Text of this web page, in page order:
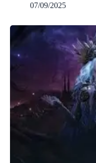
07/09/2025